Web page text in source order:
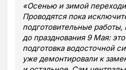
«Осенью и зимой
Проводятся пока
подготовительные работы,
до празднования 9 Мая:
подготовка водосточной
уже демонтировали к